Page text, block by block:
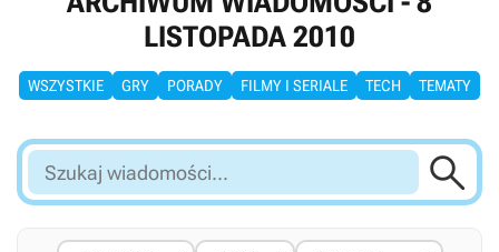
LISTOPADA 2010
WSZYSTKIE GRY PORADY FILMY I SERIALE TECH TEMATY
Szukaj
wiadomości...
